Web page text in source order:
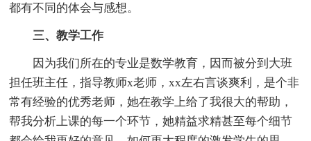
都有不同的体会与感想。
三、教学工作
因为我们所在的专业是数学教育，因而被分到大班
担任班主任，指导教师x老师，xx左右言谈爽利，是个非
常有经验的优秀老师，她在教学上给了我很大的帮助，
帮我分析上课的每一个环节，她精益求精甚至每个细节